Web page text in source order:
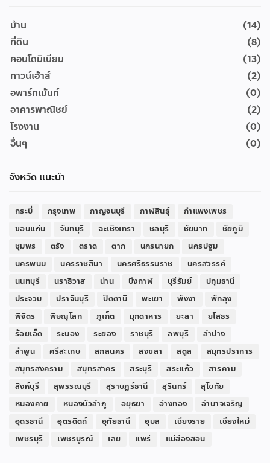
บ้าน
(14)
ที่ดิน
(8)
คอนโดมิเนียม
(13)
ทาวน์เฮ้าส์
(2)
อพาร์ทเม้นท์
(0)
อาคารพาณิชย์
(2)
โรงงาน
(0)
อื่นๆ
(0)
จังหวัด แนะนำ
กระบี่ กรุงเทพ กาญจนบุรี กาฬสินธุ์
กำแพงเพชร
ขอนแก่น
จันทบุรี ฉะเชิงเทรา ชลบุรี ชัยนาท
ชัยภูมิ
ชุมพร
ตรัง ตราด ตาก นครนายก
นครปฐม
นครพนม
นครราชสีมา นครศรีธรรมราช
นครสวรรค์
นนทบุรี
นราธิวาส น่าน บึงกาฬ บุรีรัมย์
ปทุมธานี
ประจวบ
ปราจีนบุรี ปัตตานี พะเยา พังงา
พัทลุง
พิจิตร
พิษณุโลก ภูเก็ต มุกดาหาร ยะลา
ยโสธร
ร้อยเอ็ด
ระนอง ระยอง ราชบุรี ลพบุรี
ลำปาง
ลำพูน
ศรีสะเกษ สกลนคร สงขลา สตูล
สมุทรปราการ
สมุทรสงคราม
สมุทรสาคร สระบุรี สระแก้ว
สารคาม
สิงห์บุรี
สุพรรณบุรี สุราษฎร์ธานี สุรินทร์
สุโขทัย
หนองคาย
หนองบัวลำภู อยุธยา อ่างทอง
อำนาจเจริญ
อุดรธานี
อุตรดิตถ์ อุทัยธานี อุบล เชียงราย
เชียงใหม่
เพชรบุรี
เพชรบูรณ์ เลย แพร่ แม่ฮ่องสอน